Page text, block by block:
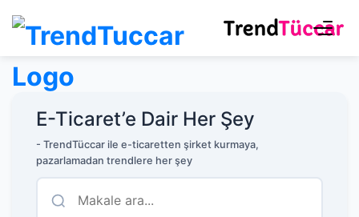
E-Ticaret’e Dair Her Şey
- TrendTüccar ile e-ticaretten şirket kurmaya,
pazarlamadan trendlere her şey